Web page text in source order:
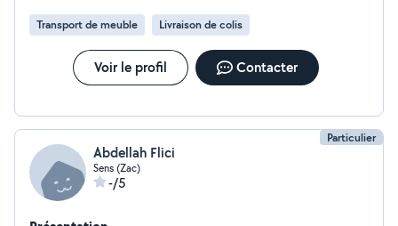
Transport de meuble Livraison de colis
Voir le profil Contacter
Particulier
Abdellah Flici
Sens (Zac)
-/5